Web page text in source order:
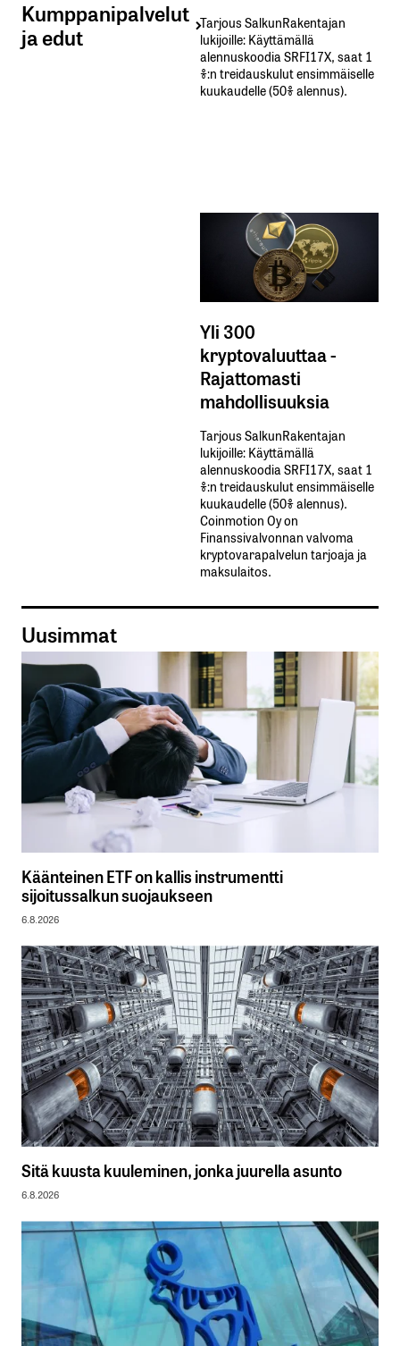
Kumppanipalvelut
ja edut
Tarjous SalkunRakentajan
lukijoille: Käyttämällä​ ​
alennuskoodia​ ​SRFI17X,​ ​saat​ ​1
%:n treidauskulut​ ​ensimmäiselle​ ​
kuukaudelle​ ​(50%​ ​alennus).
Yli 300
kryptovaluuttaa -
Rajattomasti
mahdollisuuksia
Tarjous SalkunRakentajan
lukijoille: Käyttämällä​ ​
alennuskoodia​ ​SRFI17X,​ ​saat​ ​1
%:n treidauskulut​ ​ensimmäiselle​ ​
kuukaudelle​ ​(50%​ ​alennus).
Coinmotion Oy on
Finanssivalvonnan valvoma
kryptovarapalvelun tarjoaja ja
maksulaitos.
Uusimmat
Käänteinen ETF on kallis instrumentti
sijoitussalkun suojaukseen
6.8.2026
Sitä kuusta kuuleminen, jonka juurella asunto
6.8.2026